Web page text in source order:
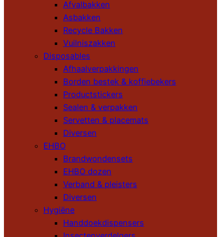
Afvalbakken
Asbakken
Recycle Bakken
Vuilniszakken
Disposables
Afhaalverpakkingen
Borden bestek & koffiebekers
Productstickers
Sealen & verpakken
Servetten & placemats
Diversen
EHBO
Brandwondensets
EHBO dozen
Verband & pleisters
Diversen
Hygiëne
Handdoekdispensers